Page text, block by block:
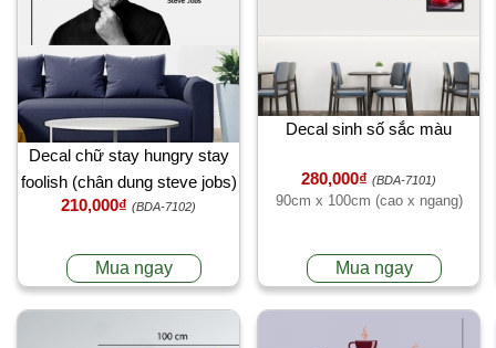
Decal chữ stay hungry stay
foolish (chân dung steve jobs)
210,000₫ (BDA-7102)
Mua ngay
Decal sinh số sắc màu
280,000₫ (BDA-7101)
90cm x 100cm (cao x ngang)
Mua ngay